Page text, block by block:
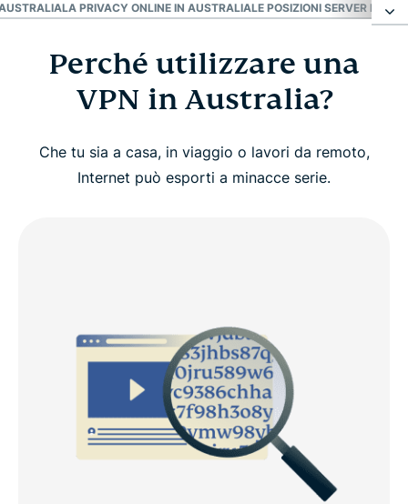
LA PRIVACY ONLINE IN AUSTRALIALE POSIZIONI SERVER PIÙ
Perché utilizzare una VPN in Australia?
Perché scegliere ExpressVPN per l'Australia?
Come ottenere una VPN per l'Australia in 3
Video: come configurare ExpressVPN per
Perché scegliere ExpressVPN anziché una VPN
Perché utilizzare una
VPN in Australia?
Che tu sia a casa, in viaggio o lavori da remoto,
Internet può esporti a minacce serie.